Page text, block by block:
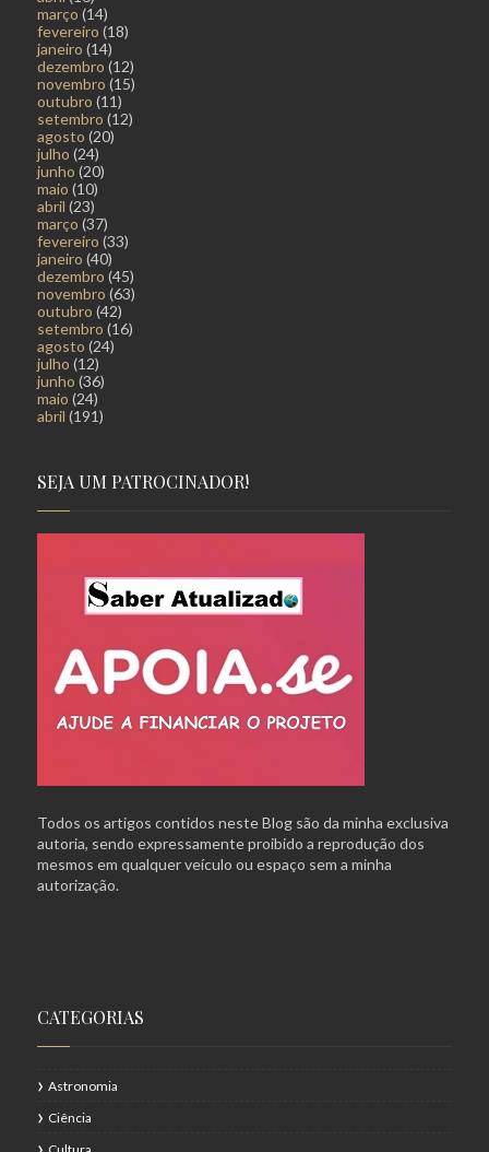
março (14)
fevereiro (18)
janeiro (14)
dezembro (12)
novembro (15)
outubro (11)
setembro (12)
agosto (20)
julho (24)
junho (20)
maio (10)
abril (23)
março (37)
fevereiro (33)
janeiro (40)
dezembro (45)
novembro (63)
outubro (42)
setembro (16)
agosto (24)
julho (12)
junho (36)
maio (24)
abril (191)
SEJA UM PATROCINADOR!
Todos os artigos contidos neste Blog são da minha exclusiva
autoria, sendo expressamente proibido a reprodução dos
mesmos em qualquer veículo ou espaço sem a minha
autorização.
CATEGORIAS
Astronomia
Ciência